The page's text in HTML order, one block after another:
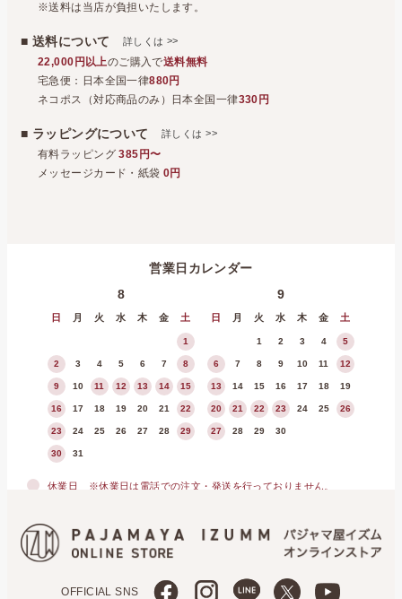
※送料は当店が負担いたします。
■ 送料について 詳しくは >>
22,000円以上のご購入で送料無料
宅急便：日本全国一律880円
ネコポス（対応商品のみ）日本全国一律330円
■ ラッピングについて詳しくは>>
有料ラッピング385円〜
メッセージカード・紙袋0円
営業日カレンダー
8
日 月 火 水 木 金 土
1
2 3 4 5 6 7 8
9 10 11 12 13 14 15
16 17 18 19 20 21 22
23 24 25 26 27 28 29
30 31
9
日 月 火 水 木 金 土
1 2 3 4 5
6 7 8 9 10 11 12
13 14 15 16 17 18 19
20 21 22 23 24 25 26
27 28 29 30
休業日 ※休業日は電話での注文・発送を行っておりません。
OFFICIAL SNS